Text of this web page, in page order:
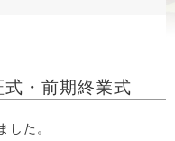
・前期終業式
した。